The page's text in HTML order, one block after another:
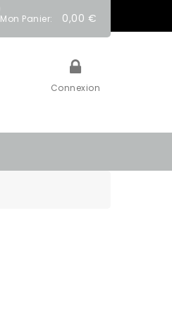
Mon Panier: 0,00 €
Connexion